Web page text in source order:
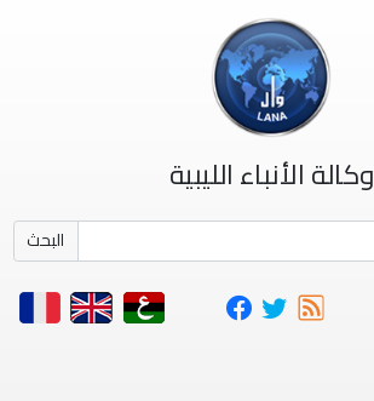
وكالة الأنباء الليبية
البحث